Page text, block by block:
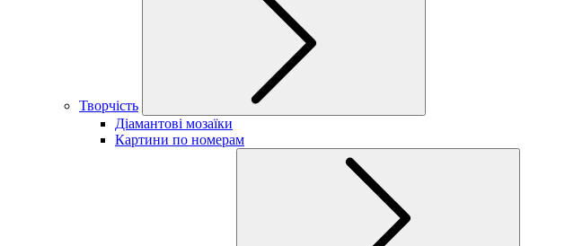
Творчість
Діамантові мозаїки
Картини по номерам